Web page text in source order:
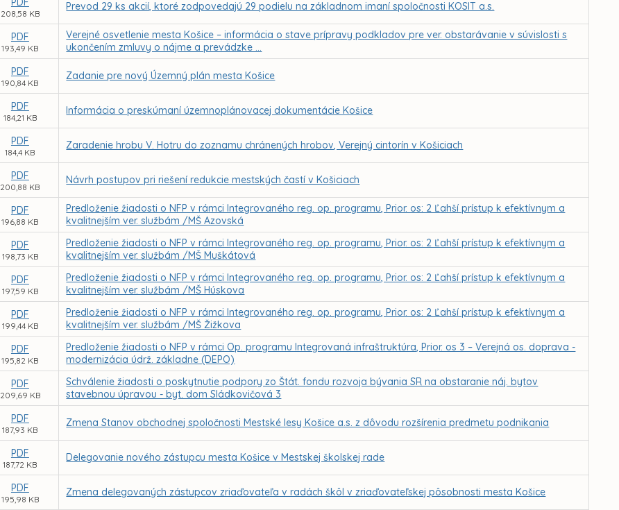
208,58 KB
Prevod 29 ks akcií, ktoré zodpovedajú 29 podielu na základnom imaní spoločnosti KOSIT a.s.
PDF
193,49 KB
Verejné osvetlenie mesta Košice – informácia o stave prípravy podkladov pre ver. obstarávanie v súvislosti s
ukončením zmluvy o nájme a prevádzke ...
PDF
190,84 KB
Zadanie pre nový Územný plán mesta Košice
PDF
184,21 KB
Informácia o preskúmaní územnoplánovacej dokumentácie Košice
PDF
184,4 KB
Zaradenie hrobu V. Hotru do zoznamu chránených hrobov, Verejný cintorín v Košiciach
PDF
200,88 KB
Návrh postupov pri riešení redukcie mestských častí v Košiciach
PDF
196,88 KB
Predloženie žiadosti o NFP v rámci Integrovaného reg. op. programu, Prior. os: 2 Ľahší prístup k efektívnym a
kvalitnejším ver. službám /MŠ Azovská
PDF
198,73 KB
Predloženie žiadosti o NFP v rámci Integrovaného reg. op. programu, Prior. os: 2 Ľahší prístup k efektívnym a
kvalitnejším ver. službám /MŠ Muškátová
PDF
197,59 KB
Predloženie žiadosti o NFP v rámci Integrovaného reg. op. programu, Prior. os: 2 Ľahší prístup k efektívnym a
kvalitnejším ver. službám /MŠ Húskova
PDF
199,44 KB
Predloženie žiadosti o NFP v rámci Integrovaného reg. op. programu, Prior. os: 2 Ľahší prístup k efektívnym a
kvalitnejším ver. službám /MŠ Žižkova
PDF
195,82 KB
Predloženie žiadosti o NFP v rámci Op. programu Integrovaná infraštruktúra, Prior. os 3 – Verejná os. doprava -
modernizácia údrž. základne (DEPO)
PDF
209,69 KB
Schválenie žiadosti o poskytnutie podpory zo Štát. fondu rozvoja bývania SR na obstaranie náj. bytov
stavebnou úpravou - byt. dom Sládkovičová 3
PDF
187,93 KB
Zmena Stanov obchodnej spoločnosti Mestské lesy Košice a.s. z dôvodu rozšírenia predmetu podnikania
PDF
187,72 KB
Delegovanie nového zástupcu mesta Košice v Mestskej školskej rade
PDF
195,98 KB
Zmena delegovaných zástupcov zriaďovateľa v radách škôl v zriaďovateľskej pôsobnosti mesta Košice